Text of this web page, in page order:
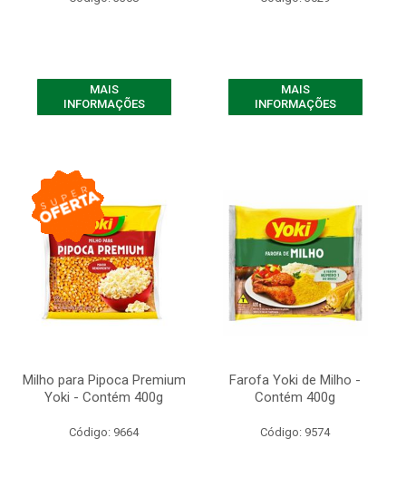
MAIS
INFORMAÇÕES
MAIS
INFORMAÇÕES
Milho para Pipoca Premium
Yoki - Contém 400g
Código: 9664
Farofa Yoki de Milho -
Contém 400g
Código: 9574